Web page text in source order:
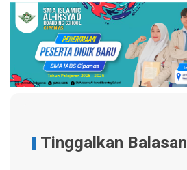
Tinggalkan Balasan